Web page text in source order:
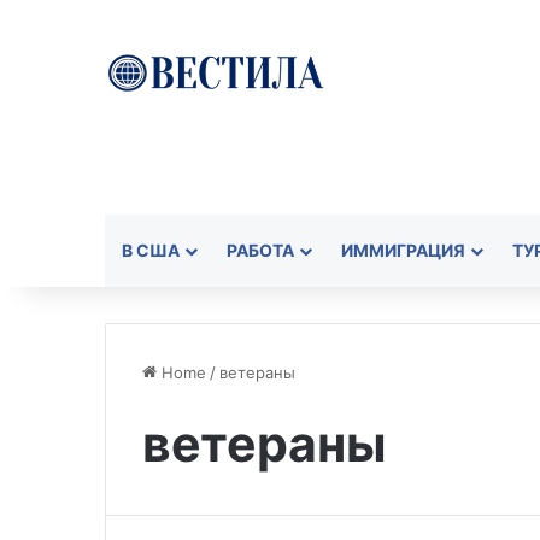
В США РАБОТА ИММИГРАЦИЯ
Home / ветераны
ветераны